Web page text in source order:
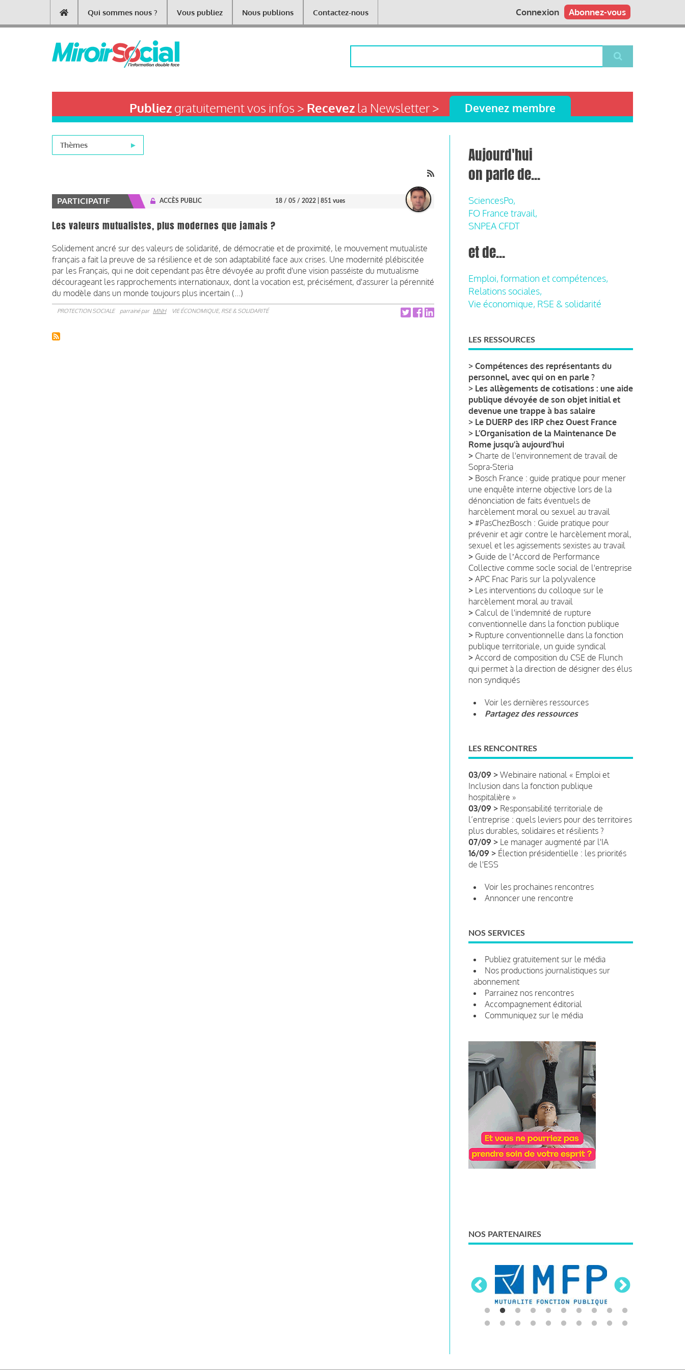
contenu
Main
navigation
Qui sommes nous ? Vous publiez Nous publions Contactez-nous Abonnez-vous
Connexion
Publiezgratuitement vos infos > Recevezla Newsletter > Devenez membre
Thèmes
PARTICIPATIF ACCÈS PUBLIC 18 / 05 / 2022 | 851 vues
Les valeurs mutualistes, plus modernes que jamais ?
Solidement ancré sur des valeurs de solidarité, de démocratie et de proximité, le mouvement mutualiste
français a fait la preuve de sa résilience et de son adaptabilité face aux crises. Une modernité plébiscitée
par les Français, qui ne doit cependant pas être dévoyée au profit d'une vision passéiste du mutualisme
décourageant les rapprochements internationaux, dont la vocation est, précisément, d'assurer la pérennité
du modèle dans un monde toujours plus incertain (...)
PROTECTION SOCIALE parrainé par MNH VIE ÉCONOMIQUE, RSE & SOLIDARITÉ
Aujourd'hui
on parle de...
SciencesPo,
FO France travail,
SNPEA CFDT
et de...
Emploi, formation et compétences,
Relations sociales,
Vie économique, RSE & solidarité
LES RESSOURCES
> Compétences des représentants du
personnel, avec qui on en parle ?
> Les allègements de cotisations : une aide
publique dévoyée de son objet initial et
devenue une trappe à bas salaire
> Le DUERP des IRP chez Ouest France
> L’Organisation de la Maintenance De
Rome jusqu’à aujourd’hui
> Charte de l'environnement de travail de
Sopra-Steria
> Bosch France : guide pratique pour mener
une enquête interne objective lors de la
dénonciation de faits éventuels de
harcèlement moral ou sexuel au travail
> #PasChezBosch : Guide pratique pour
prévenir et agir contre le harcèlement moral,
sexuel et les agissements sexistes au travail
> Guide de lʼAccord de Performance
Collective comme socle social de l'entreprise
> APC Fnac Paris sur la polyvalence
> Les interventions du colloque sur le
harcèlement moral au travail
> Calcul de l'indemnité de rupture
conventionnelle dans la fonction publique
> Rupture conventionnelle dans la fonction
publique territoriale, un guide syndical
> Accord de composition du CSE de Flunch
qui permet à la direction de désigner des élus
non syndiqués
Voir les dernières ressources
Partagez des ressources
LES RENCONTRES
03/09 > Webinaire national « Emploi et
Inclusion dans la fonction publique
hospitalière »
03/09 > Responsabilité territoriale de
l’entreprise : quels leviers pour des territoires
plus durables, solidaires et résilients ?
07/09 > Le manager augmenté par l'IA
16/09 > Élection présidentielle : les priorités
de l'ESS
Voir les prochaines rencontres
Annoncer une rencontre
NOS SERVICES
Publiez gratuitement sur le média
Nos productions journalistiques sur
abonnement
Parrainez nos rencontres
Accompagnement éditorial
Communiquez sur le média
NOS PARTENAIRES